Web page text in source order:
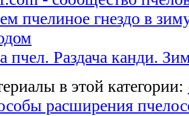
пчелиное гнездо в
пчел. Раздача канди.
в этой категории:
расширения